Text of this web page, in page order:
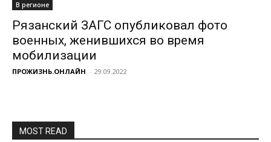
В регионе
Рязанский ЗАГС опубликовал фото
военных, женившихся во время
мобилизации
ПРОЖИЗНЬ.ОНЛАЙН - 29.09.2022
MOST READ